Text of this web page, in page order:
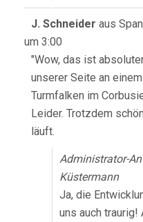
J. Schneider aus
um 3:00
"Wow, das ist
unserer Seite an
Turmfalken im
Leider. Trotzdem
läuft.
Administrator-
Küstermann
Ja, die
uns auch